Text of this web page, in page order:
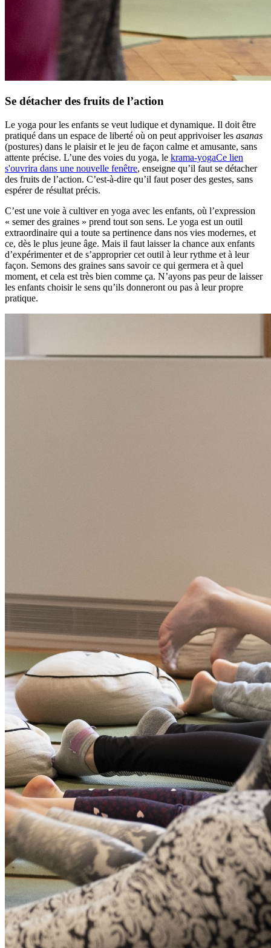
Se détacher des fruits de l’action
Le yoga pour les enfants se veut ludique et dynamique. Il doit être
pratiqué dans un espace de liberté où on peut apprivoiser les asanas
(postures) dans le plaisir et le jeu de façon calme et amusante, sans
attente précise. L’une des voies du yoga, le krama-yogaCe lien
s'ouvrira dans une nouvelle fenêtre, enseigne qu’il faut se détacher
des fruits de l’action. C’est-à-dire qu’il faut poser des gestes, sans
espérer de résultat précis.
C’est une voie à cultiver en yoga avec les enfants, où l’expression
« semer des graines » prend tout son sens. Le yoga est un outil
extraordinaire qui a toute sa pertinence dans nos vies modernes, et
ce, dès le plus jeune âge. Mais il faut laisser la chance aux enfants
d’expérimenter et de s’approprier cet outil à leur rythme et à leur
façon. Semons des graines sans savoir ce qui germera et à quel
moment, et cela est très bien comme ça. N’ayons pas peur de laisser
les enfants choisir le sens qu’ils donneront ou pas à leur propre
pratique.